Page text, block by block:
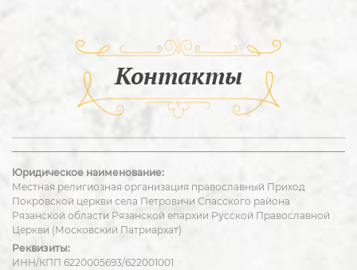
Контакты
Юридическое наименование:
Местная религиозная организация православный Приход
Покровской церкви села Петровичи Спасского района
Рязанской области Рязанской епархии Русской Православной
Церкви (Московский Патриархат)
Реквизиты:
ИНН/КПП 6220005693/622001001